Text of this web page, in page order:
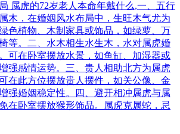
属虎的72岁老人本命年戴什么,一、五行
木，在婚姻风水布局中，生旺木气尤为
色植物、木制家具或饰品，如绿萝、万
等。二、水木相生水生木，水对属虎婚
可在卧室摆放水景，如鱼缸、加湿器或
强感情运势。三、贵人相助北方为属虎
在此方位摆放贵人摆件，如关公像、金
强婚姻稳定性。四、避开相冲属虎与属
在卧室摆放猴形饰品。属虎克属蛇，忌